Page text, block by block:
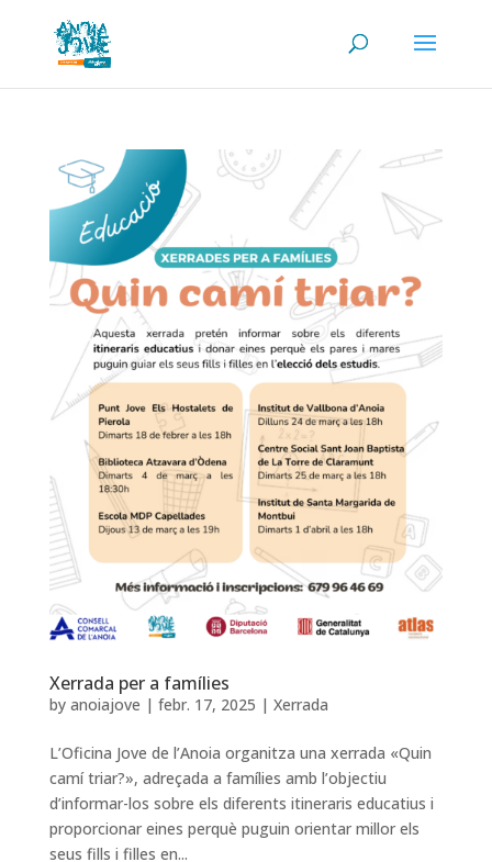
Xerrada per a famílies
by anoiajove | febr. 17, 2025 | Xerrada
L’Oficina Jove de l’Anoia organitza una xerrada «Quin
camí triar?», adreçada a famílies amb l’objectiu
d’informar-los sobre els diferents itineraris educatius i
proporcionar eines perquè puguin orientar millor els
seus fills i filles en...